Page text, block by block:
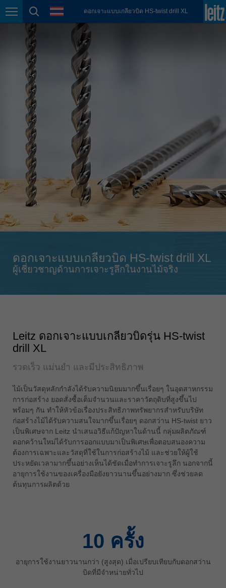
การนำทางหน้า
ค้นหาหน้า
ภาษา ดอกเจาะแบบเกลียวบิด HS-twist drill XL
México
español
Nederland
nederlands
Österreich
deutsch
Polska
polski
Portugal
português
România
Română
Schweiz
deutsch français
Singapore
Slovenija
slovenski
english
Việt Nam
tiếng việt
中国
中文
ประเทศไทย
ไทย
ดอกเจาะแบบเกลียวบิด HS-twist drill XL
ผู้เชี่ยวชาญด้านการเจาะรูลึกในงานไม้จริง
Leitz ดอกเจาะแบบเกลียวบิดรุ่น HS-twist
drill XL
รวดเร็ว แม่นยำ และมีประสิทธิภาพ
ไม้เป็นวัสดุหลักกำลังได้รับความนิยมมากขึ้นเรื่อยๆ ในอุตสาหกรรม
การก่อสร้าง ยอดสั่งซื้อเต็มจำนวนและราคาวัตถุดิบที่สูงขึ้นไป
พร้อมๆ กัน ทำให้หัวข้อเรื่องประสิทธิภาพทรัพยากรสำหรับบริษัท
ก่อสร้างไม้ได้รับความสนใจมากขึ้นเรื่อยๆ ดอกสว่าน HS-twist ยาว
เป็นพิเศษจาก Leitz นำเสนอวิธีแก้ปัญหาในด้านนี้ กลุ่มผลิตภัณฑ์
ดอกคว้านใหม่ได้รับการออกแบบมาเป็นพิเศษเพื่อตอบสนองความ
ต้องการเฉพาะและวัสดุที่ใช้ในการก่อสร้างไม้ และช่วยให้ผู้ใช้
ประหยัดเวลามากขึ้นอย่างเห็นได้ชัดเมื่อทำการเจาะรูลึก นอกจากนี้
อายุการใช้งานของเครื่องมือยังยาวนานขึ้นอย่างมาก ซึ่งช่วยลด
ต้นทุนการผลิตด้วย
10 ครั้ง
อายุการใช้งานยาวนานกว่า (สูงสุด) เมื่อเปรียบเทียบกับดอกสว่าน
บิดที่มีจำหน่ายทั่วไป